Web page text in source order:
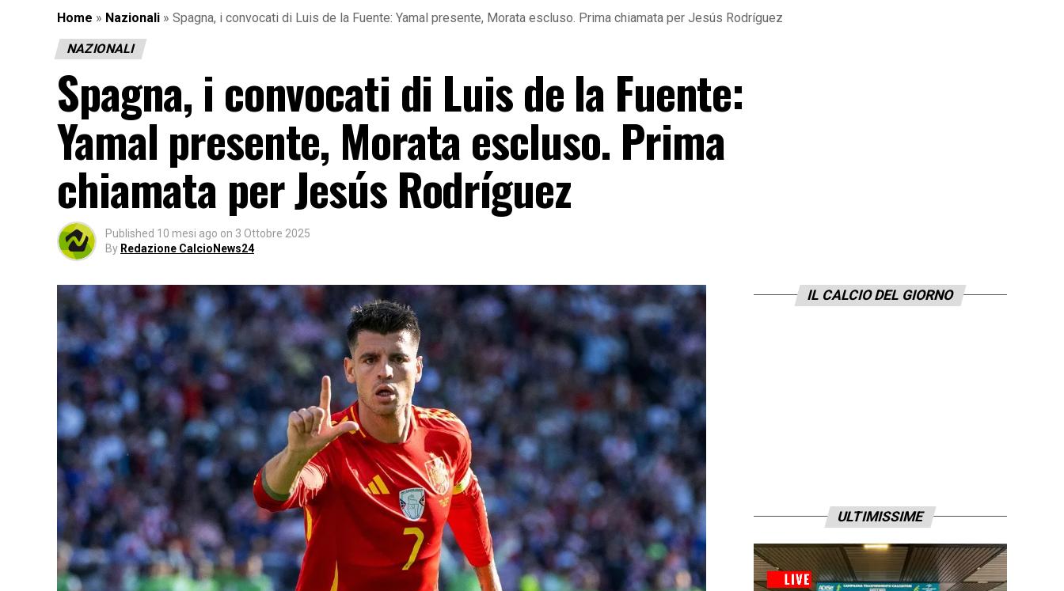
Home » Nazionali » Spagna, i convocati di Luis de la Fuente: Yamal presente, Morata escluso. Prima chiamata per Jesús Rodríguez
NAZIONALI
Spagna, i convocati di Luis de la Fuente:
Yamal presente, Morata escluso. Prima
chiamata per Jesús Rodríguez
Published 10 mesi ago on 3 Ottobre 2025
By Redazione CalcioNews24
IL CALCIO DEL GIORNO
ULTIMISSIME